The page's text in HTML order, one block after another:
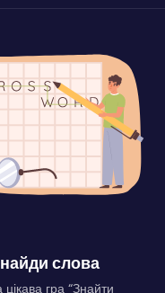
слова
гра “Знайти